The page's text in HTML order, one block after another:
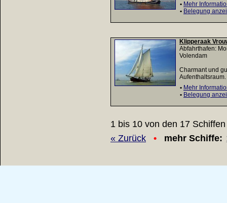
• Mehr
• Belegung
Klipperaak
Abfahrthafen:
Volendam
Charmant und
• Mehr
• Belegung
1 bis 10 von den 17 Schiffen
« Zurück
• mehr Schiffe: